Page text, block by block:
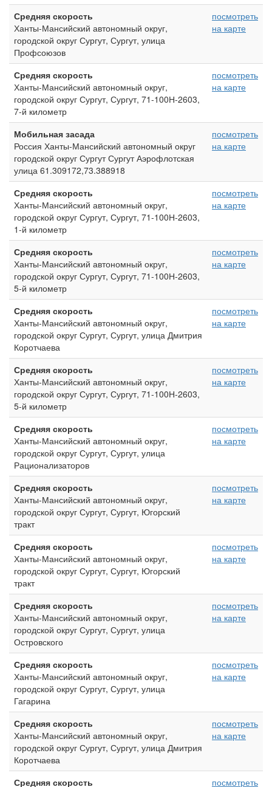
Средняя скорость
Ханты-Мансийский автономный округ,
городской округ Сургут, Сургут, улица
Профсоюзов
посмотреть
на карте
Средняя скорость
Ханты-Мансийский автономный округ,
городской округ Сургут, Сургут, 71-100Н-2603,
7-й километр
посмотреть
на карте
Мобильная засада
Россия Ханты-Мансийский автономный округ
городской округ Сургут Сургут Аэрофлотская
улица 61.309172,73.388918
посмотреть
на карте
Средняя скорость
Ханты-Мансийский автономный округ,
городской округ Сургут, Сургут, 71-100Н-2603,
1-й километр
посмотреть
на карте
Средняя скорость
Ханты-Мансийский автономный округ,
городской округ Сургут, Сургут, 71-100Н-2603,
5-й километр
посмотреть
на карте
Средняя скорость
Ханты-Мансийский автономный округ,
городской округ Сургут, Сургут, улица Дмитрия
Коротчаева
посмотреть
на карте
Средняя скорость
Ханты-Мансийский автономный округ,
городской округ Сургут, Сургут, 71-100Н-2603,
5-й километр
посмотреть
на карте
Средняя скорость
Ханты-Мансийский автономный округ,
городской округ Сургут, Сургут, улица
Рационализаторов
посмотреть
на карте
Средняя скорость
Ханты-Мансийский автономный округ,
городской округ Сургут, Сургут, Югорский
тракт
посмотреть
на карте
Средняя скорость
Ханты-Мансийский автономный округ,
городской округ Сургут, Сургут, Югорский
тракт
посмотреть
на карте
Средняя скорость
Ханты-Мансийский автономный округ,
городской округ Сургут, Сургут, улица
Островского
посмотреть
на карте
Средняя скорость
Ханты-Мансийский автономный округ,
городской округ Сургут, Сургут, улица
Гагарина
посмотреть
на карте
Средняя скорость
Ханты-Мансийский автономный округ,
городской округ Сургут, Сургут, улица Дмитрия
Коротчаева
посмотреть
на карте
Средняя скорость посмотреть